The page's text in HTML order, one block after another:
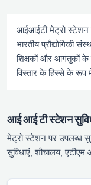
आईआईटी मेट्रो स्टेशन
भारतीय प्रौद्योगिकी
शिक्षकों और आगंतुकों
विस्तार के हिस्से के
आई आई टी स्टेशन
मेट्रो स्टेशन पर उपलब्ध
सुविधाएं, शौचालय,